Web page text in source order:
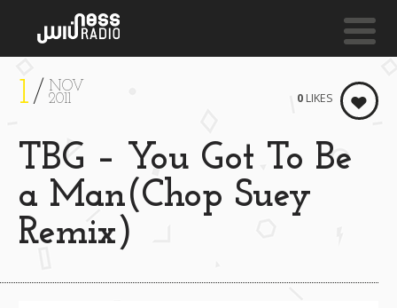
THIS GENERATION IS DEAD **** THIS
D-Lity Feat. Amaranth
NESS LIVE !
1
NOV
2011
TBG – You Got To Be
a Man(Chop Suey
Remix)
0 LIKES